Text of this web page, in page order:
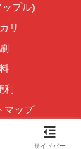
プル)
リ
ップ
科』.
サイドバー